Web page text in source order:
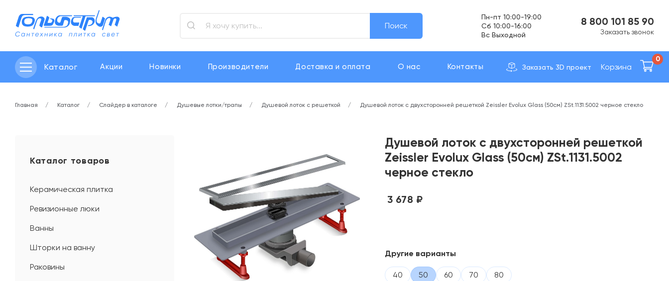
Поиск
Пн-пт 10:00-19:00
Cб 10:00-16:00
Вс Выходной
8 800 101 85 90
Заказать звонок
Каталог Акции Новинки Производители Доставка и оплата О нас Контакты Заказать 3D проект Корзина
0
Главная Каталог Слайдер в каталоге Душевые лотки/трапы Душевой лоток с решеткой Душевой лоток с двухсторонней решеткой Zeissler Evolux Glass (50см) ZSt.1131.5002 черное стекло
Каталог товаров
Керамическая плитка
Ревизионные люки
Ванны
Шторки на ванну
Раковины
Душевой лоток с двухсторонней решеткой
Zeissler Evolux Glass (50см) ZSt.1131.5002
черное стекло
3 678 ₽
Другие варианты
40 50 60 70 80